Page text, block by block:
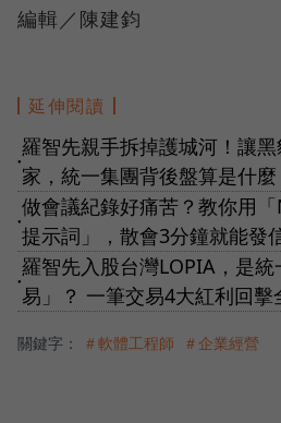
編輯／陳建鈞
延伸閱讀
●
羅智先親手拆掉護城河！讓
家，統一集團背後盤算是什麼
●
做會議紀錄好痛苦？教你用
提示詞」，散會3分鐘就能發
●
羅智先入股台灣LOPIA，是
易」？ 一筆交易4大紅利回擊
關鍵字： ＃軟體工程師 ＃企業經營